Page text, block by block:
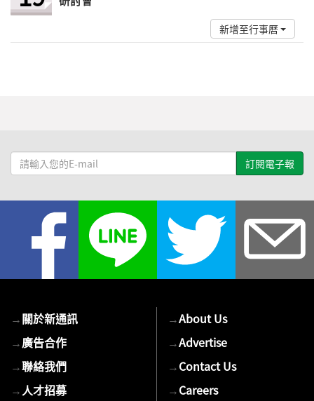
新增至行事曆
請
輸
→關於新通訊
→廣告合作
→聯絡我們
→人才招募
→About Us
→Advertise
→Contact Us
→Careers